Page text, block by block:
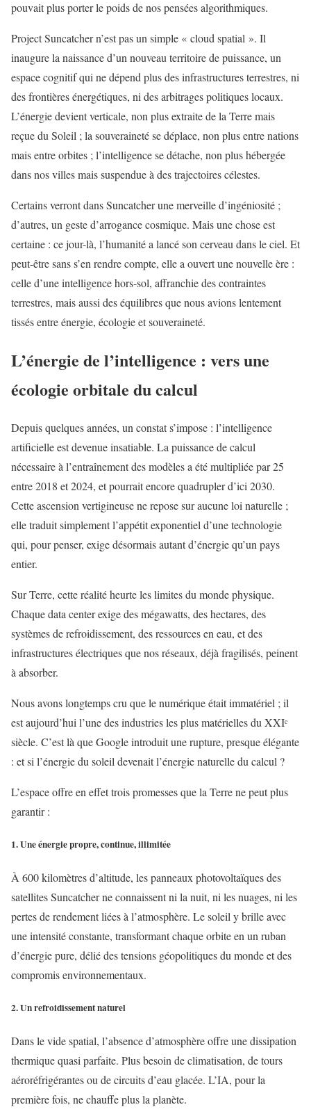
pouvait plus porter le poids de nos pensées algorithmiques.
Project Suncatcher n’est pas un simple « cloud spatial ». Il
inaugure la naissance d’un nouveau territoire de puissance, un
espace cognitif qui ne dépend plus des infrastructures terrestres, ni
des frontières énergétiques, ni des arbitrages politiques locaux.
L’énergie devient verticale, non plus extraite de la Terre mais
reçue du Soleil ; la souveraineté se déplace, non plus entre nations
mais entre orbites ; l’intelligence se détache, non plus hébergée
dans nos villes mais suspendue à des trajectoires célestes.
Certains verront dans Suncatcher une merveille d’ingéniosité ;
d’autres, un geste d’arrogance cosmique. Mais une chose est
certaine : ce jour-là, l’humanité a lancé son cerveau dans le ciel. Et
peut-être sans s’en rendre compte, elle a ouvert une nouvelle ère :
celle d’une intelligence hors-sol, affranchie des contraintes
terrestres, mais aussi des équilibres que nous avions lentement
tissés entre énergie, écologie et souveraineté.
L’énergie de l’intelligence : vers une
écologie orbitale du calcul
Depuis quelques années, un constat s’impose : l’intelligence
artificielle est devenue insatiable. La puissance de calcul
nécessaire à l’entraînement des modèles a été multipliée par 25
entre 2018 et 2024, et pourrait encore quadrupler d’ici 2030.
Cette ascension vertigineuse ne repose sur aucune loi naturelle ;
elle traduit simplement l’appétit exponentiel d’une technologie
qui, pour penser, exige désormais autant d’énergie qu’un pays
entier.
Sur Terre, cette réalité heurte les limites du monde physique.
Chaque data center exige des mégawatts, des hectares, des
systèmes de refroidissement, des ressources en eau, et des
infrastructures électriques que nos réseaux, déjà fragilisés, peinent
à absorber.
Nous avons longtemps cru que le numérique était immatériel ; il
est aujourd’hui l’une des industries les plus matérielles du XXIᵉ
siècle. C’est là que Google introduit une rupture, presque élégante
: et si l’énergie du soleil devenait l’énergie naturelle du calcul ?
L’espace offre en effet trois promesses que la Terre ne peut plus
garantir :
1. Une énergie propre, continue, illimitée
À 600 kilomètres d’altitude, les panneaux photovoltaïques des
satellites Suncatcher ne connaissent ni la nuit, ni les nuages, ni les
pertes de rendement liées à l’atmosphère. Le soleil y brille avec
une intensité constante, transformant chaque orbite en un ruban
d’énergie pure, délié des tensions géopolitiques du monde et des
compromis environnementaux.
2. Un refroidissement naturel
Dans le vide spatial, l’absence d’atmosphère offre une dissipation
thermique quasi parfaite. Plus besoin de climatisation, de tours
aéroréfrigérantes ou de circuits d’eau glacée. L’IA, pour la
première fois, ne chauffe plus la planète.